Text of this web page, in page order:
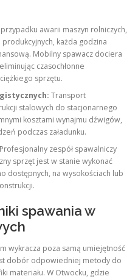
awarii maszyn rolniczych,
każda godzina
Mobilny spawacz dociera
czasochłonne
sprzętu.
Transport
stalowych do stacjonarnego
kosztami wynajmu dźwigów,
podczas załadunku.
Profesjonalny zespół spawalniczy
sprzęt jest w stanie wykonać
dostępnych, na wysokościach lub
spawania w
wykracza poza samą umiejętność
dobór odpowiedniej metody do
materiału. W Otwocku, gdzie